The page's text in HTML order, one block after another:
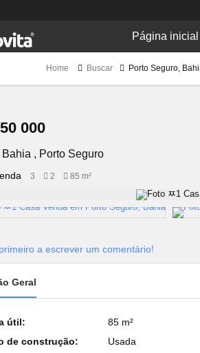
Página inicial
Home Buscar Porto Seguro,
000
Bahia , Porto Seguro
3 2 85 m²
a escrever um comentário!
Geral
útil: 85 m²
de construção:
Usada